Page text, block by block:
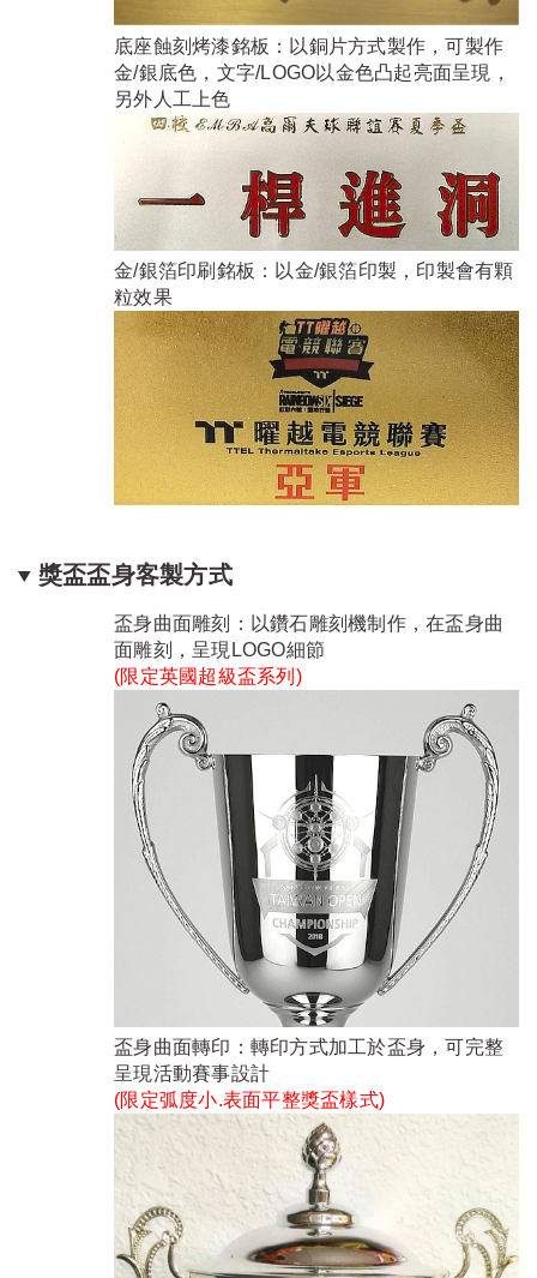
底座蝕刻烤漆銘板：以銅片方式製作，可製作
金/銀底色，文字/LOGO以金色凸起亮面呈現，
另外人工上色
金/銀箔印刷銘板：以金/銀箔印製，印製會有顆
粒效果
獎盃盃身客製方式
盃身曲面雕刻：以鑽石雕刻機制作，在盃身曲
面雕刻，呈現LOGO細節
(限定英國超級盃系列 )
盃身曲面轉印：轉印方式加工於盃身，可完整
呈現活動賽事設計
(限定弧度小.表面平整獎盃樣式)